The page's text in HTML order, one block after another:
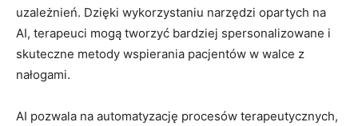
uzależnień. Dzięki wykorzystaniu narzędzi opartych na
AI, terapeuci mogą tworzyć bardziej spersonalizowane i
skuteczne metody wspierania pacjentów w walce z
nałogami.
AI pozwala na automatyzację procesów terapeutycznych,